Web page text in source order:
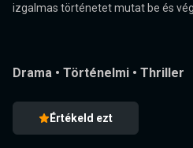
izgalmas történetet mutat be és
Drama • Történelmi • Thriller
Értékeld ezt